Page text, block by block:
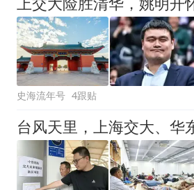
史海流年号 4跟贴